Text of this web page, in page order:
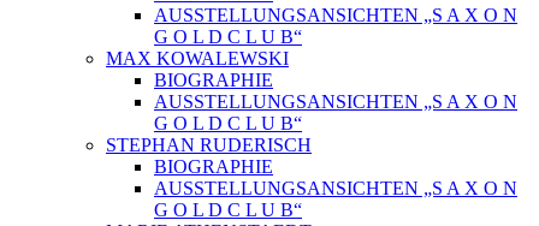
AUSSTELLUNGSANSICHTEN „S A X O N
G O L D C L U B“
MAX KOWALEWSKI
BIOGRAPHIE
AUSSTELLUNGSANSICHTEN „S A X O N
G O L D C L U B“
STEPHAN RUDERISCH
BIOGRAPHIE
AUSSTELLUNGSANSICHTEN „S A X O N
G O L D C L U B“